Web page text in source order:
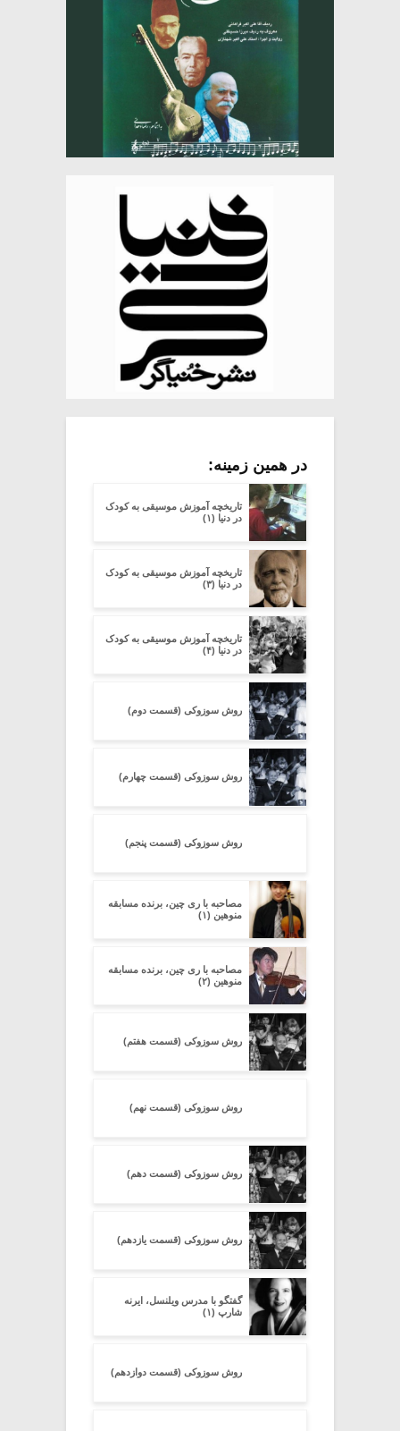
در همین زمینه:
تاریخچه آموزش موسیقی به کودک
در دنیا (۱)
تاریخچه آموزش موسیقی به کودک
در دنیا (۳)
تاریخچه آموزش موسیقی به کودک
در دنیا (۴)
روش سوزوکی (قسمت دوم)
روش سوزوکی (قسمت چهارم)
روش سوزوکی (قسمت پنجم)
مصاحبه با ری چین، برنده مسابقه
منوهین (۱)
مصاحبه با ری چین، برنده مسابقه
منوهین (۲)
روش سوزوکی (قسمت هفتم)
روش سوزوکی (قسمت نهم)
روش سوزوکی (قسمت دهم)
روش سوزوکی (قسمت یازدهم)
گفتگو با مدرس ویلنسل، ایرنه
شارپ (۱)
روش سوزوکی (قسمت دوازدهم)